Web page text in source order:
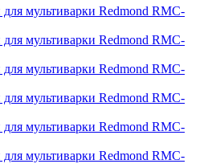
для мультиварки Redmond RMC-
для мультиварки Redmond RMC-
для мультиварки Redmond RMC-
для мультиварки Redmond RMC-
для мультиварки Redmond RMC-
для мультиварки Redmond RMC-